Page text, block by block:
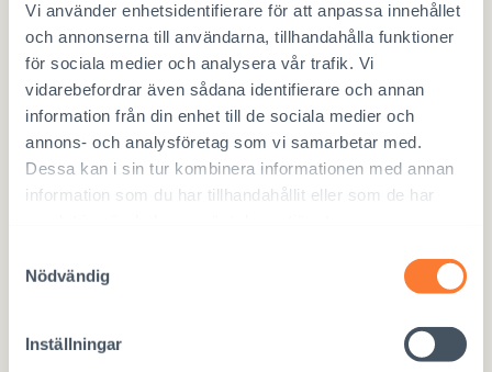
Vi använder enhetsidentifierare för att anpassa innehållet
och annonserna till användarna, tillhandahålla funktioner
för sociala medier och analysera vår trafik. Vi
vidarebefordrar även sådana identifierare och annan
information från din enhet till de sociala medier och
annons- och analysföretag som vi samarbetar med.
Dessa kan i sin tur kombinera informationen med annan
information som du har tillhandahållit eller som de har
Nödvändig
Inställningar
Frågor (Vi behandlar frågor som skickats på förhand
anonymt)